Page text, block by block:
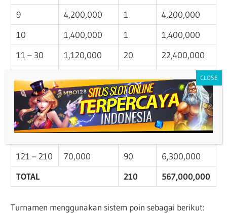
9
4,200,000 1
4,200,000
10
1,400,000 1
1,400,000
11 – 30
1,120,000 20
22,400,000
19,600,000
51 – 70
840,000 20
16,800,000
71 – 90
490,000 20
9,800,000
91 – 120
350,000 30
10,500,000
121 – 210
70,000 90
6,300,000
TOTAL
210 567,000,000
Turnamen menggunakan sistem poin sebagai berikut: